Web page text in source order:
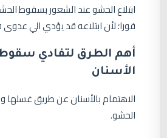
ابتلاع الحشو عند الشعور بسقوط
فورا؛ لأن ابتلاعه قد يؤدي الي عدوى
أهم الطرق لتفادي
الأسنان
الاهتمام بالأسنان عن طريق
الحشو.